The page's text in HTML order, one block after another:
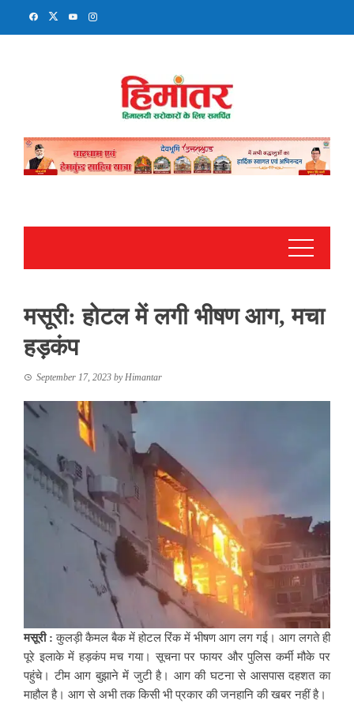
मसूरी: होटल में लगी भीषण आग, मचा
हड़कंप
September 17, 2023 byHimantar
मसूरी : कुलड़ी कैमल बैक में होटल रिंक में भीषण आग लग गई। आग लगते ही
पूरे इलाके में हड़कंप मच गया। सूचना पर फायर और पुलिस कर्मी मौके पर
पहुंचे। टीम आग बुझाने में जुटी है। आग की घटना से आसपास दहशत का
माहौल है। आग से अभी तक किसी भी प्रकार की जनहानि की खबर नहीं है।